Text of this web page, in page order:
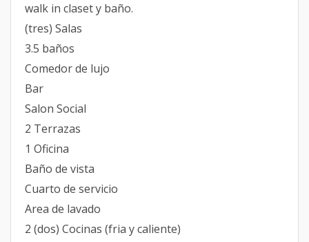
walk in claset y baño.
(tres) Salas
3.5 baños
Comedor de lujo
Bar
Salon Social
2 Terrazas
1 Oficina
Baño de vista
Cuarto de servicio
Area de lavado
2 (dos) Cocinas (fria y caliente)